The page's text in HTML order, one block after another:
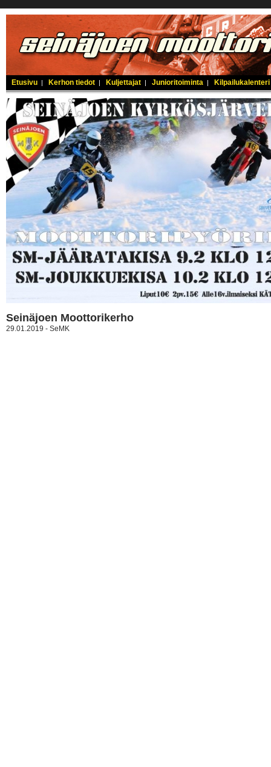
Etusivu | Kerhon tiedot | Kuljettajat | Junioritoiminta | Kilpailukalenteri
Seinäjoen Moottorikerho
29.01.2019 - SeMK